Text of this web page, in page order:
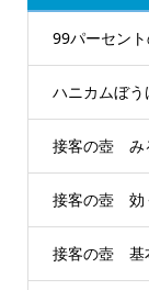
99パーセン
ハニカムぼう
接客の壺 み
接客の壺 効
接客の壺 基